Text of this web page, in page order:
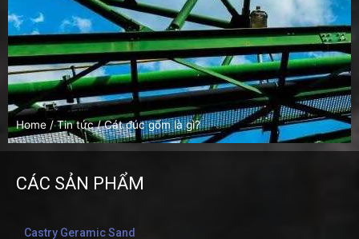
Home /Tin tức/ Cát đúc gốm là gì?
CÁC SẢN PHẨM
Castry Geramic Sand